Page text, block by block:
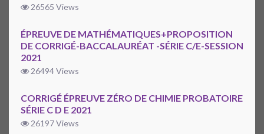
26565 Views
ÉPREUVE DE MATHÉMATIQUES+PROPOSITION
DE CORRIGÉ-BACCALAURÉAT -SÉRIE C/E-SESSION
2021
26494 Views
CORRIGÉ ÉPREUVE ZÉRO DE CHIMIE PROBATOIRE
SÉRIE C D E 2021
26197 Views